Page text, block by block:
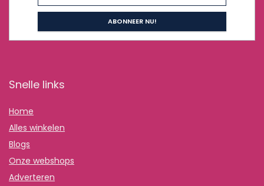
Snelle links
Home
Alles winkelen
Blogs
Onze webshops
Adverteren